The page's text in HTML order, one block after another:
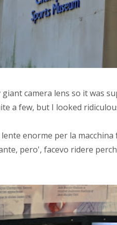
camera lens so it was
a few, but I looked
enorme per la
pero', facevo ridere